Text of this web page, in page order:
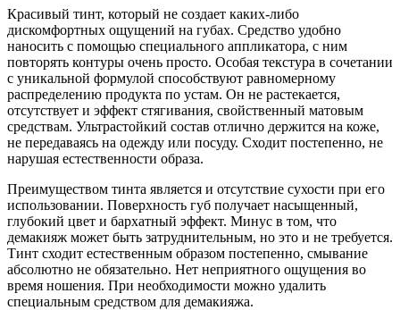
Красивый тинт, который не создает каких-либо
дискомфортных ощущений на губах. Средство удобно
наносить с помощью специального аппликатора, с ним
повторять контуры очень просто. Особая текстура в сочетании
с уникальной формулой способствуют равномерному
распределению продукта по устам. Он не растекается,
отсутствует и эффект стягивания, свойственный матовым
средствам. Ультрастойкий состав отлично держится на коже,
не передаваясь на одежду или посуду. Сходит постепенно, не
нарушая естественности образа.
Преимуществом тинта является и отсутствие сухости при его
использовании. Поверхность губ получает насыщенный,
глубокий цвет и бархатный эффект. Минус в том, что
демакияж может быть затруднительным, но это и не требуется.
Тинт сходит естественным образом постепенно, смывание
абсолютно не обязательно. Нет неприятного ощущения во
время ношения. При необходимости можно удалить
специальным средством для демакияжа.